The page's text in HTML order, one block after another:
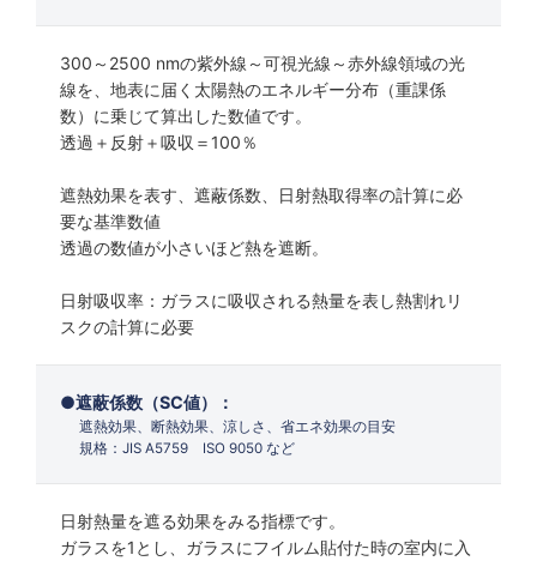
300～2500 nmの紫外線～可視光線～赤外線領域の光
線を、地表に届く太陽熱のエネルギー分布（重課係
数）に乗じて算出した数値です。
透過＋反射＋吸収＝100％
遮熱効果を表す、遮蔽係数、日射熱取得率の計算に必
要な基準数値
透過の数値が小さいほど熱を遮断。
日射吸収率：ガラスに吸収される熱量を表し熱割れリ
スクの計算に必要
遮蔽係数（SC値）：
遮熱効果、断熱効果、涼しさ、省エネ効果の目安
規格：JIS A5759 ISO 9050 など
日射熱量を遮る効果をみる指標です。
ガラスを1とし、ガラスにフイルム貼付た時の室内に入